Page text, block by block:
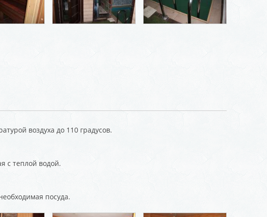
воздуха до 110 градусов.
с теплой водой.
посуда.